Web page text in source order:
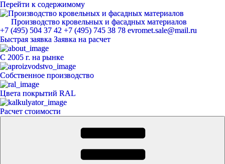
Перейти к содержимому
Производство кровельных и фасадных материалов
ЕвроМет
+7 (495) 504 37 42 +7 (495) 745 38 78 evromet.sale@mail.ru
Быстрая заявка Заявка на расчет
С 2005 г. на рынке
Собственное производство
Цвета покрытий RAL
Расчет стоимости